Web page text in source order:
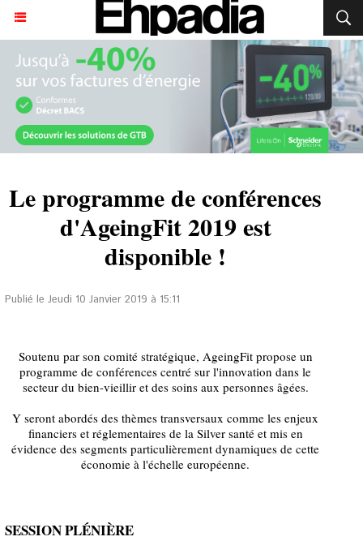
Le programme de conférences
d'AgeingFit 2019 est
disponible !
Publié le Jeudi 10 Janvier 2019 à 15:11
Soutenu par son comité stratégique, AgeingFit propose un
programme de conférences centré sur l'innovation dans le
secteur du bien-vieillir et des soins aux personnes âgées.
Y seront abordés des thèmes transversaux comme les enjeux
financiers et réglementaires de la Silver santé et mis en
évidence des segments particulièrement dynamiques de cette
économie à l'échelle européenne.
SESSION PLÉNIÈRE